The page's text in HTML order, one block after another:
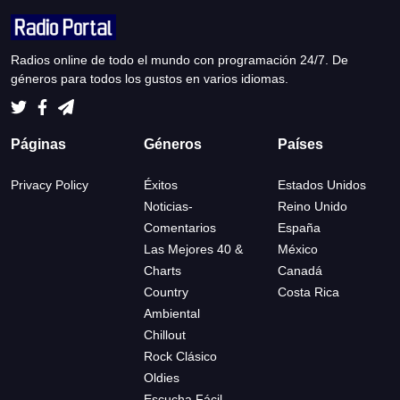
Radios online de todo el mundo con programación 24/7. De
géneros para todos los gustos en varios idiomas.
Páginas
Privacy Policy
Géneros
Éxitos
Noticias-
Comentarios
Las Mejores 40 &
Charts
Country
Ambiental
Chillout
Rock Clásico
Oldies
Países
Estados Unidos
Reino Unido
España
México
Canadá
Costa Rica